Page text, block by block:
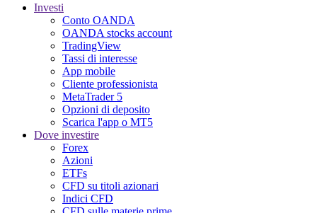
Investi
Conto OANDA
OANDA stocks account
TradingView
Tassi di interesse
App mobile
Cliente professionista
MetaTrader 5
Opzioni di deposito
Scarica l'app o MT5
Dove investire
Forex
Azioni
ETFs
CFD su titoli azionari
Indici CFD